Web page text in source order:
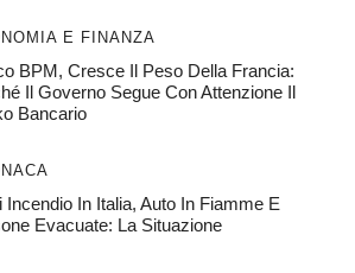
E FINANZA
BPM, Cresce Il Peso Della Francia:
Il Governo Segue Con Attenzione Il
Bancario
Incendio In Italia, Auto In Fiamme E
Evacuate: La Situazione